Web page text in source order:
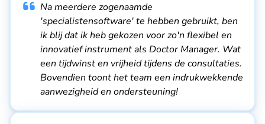
Na meerdere zogenaamde
'specialistensoftware' te hebben gebruikt, ben
ik blij dat ik heb gekozen voor zo'n flexibel en
innovatief instrument als Doctor Manager. Wat
een tijdwinst en vrijheid tijdens de consultaties.
Bovendien toont het team een indrukwekkende
aanwezigheid en ondersteuning!